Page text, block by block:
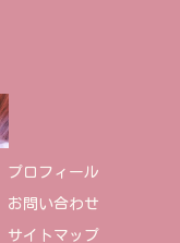
プロフィール
お問い合わせ
サイトマップ